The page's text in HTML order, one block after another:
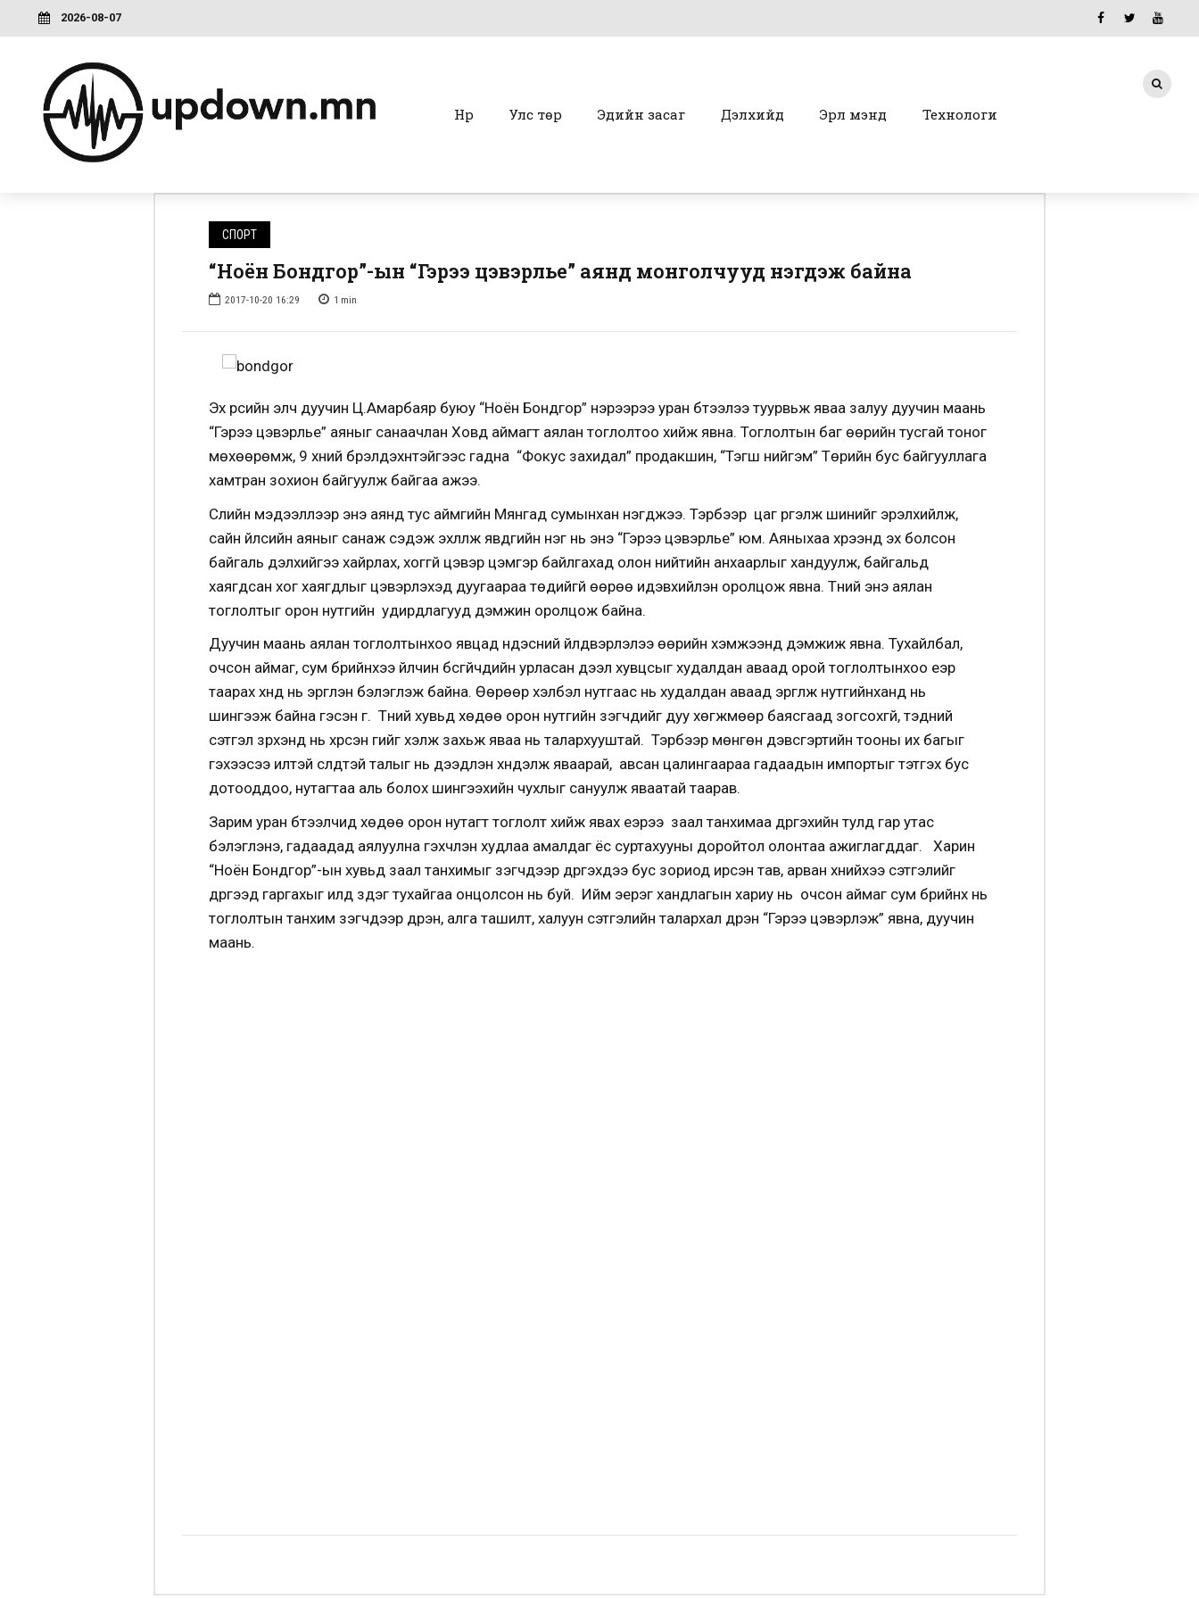
2026-08-07
Нүүр Улс төр Эдийн засаг Дэлхийд Эрүүл мэнд Технологи
СПОРТ
“Ноён Бондгор”-ын “Гэрээ цэвэрлье” аянд монголчууд нэгдэж байна
2017-10-20 16:29 1 min
Эх үрсийн элч дуучин Ц.Амарбаяр буюу “Ноён Бондгор” нэрээрээ уран бүтээлээ туурвьж яваа залуу дуучин маань
“Гэрээ цэвэрлье” аяныг санаачлан Ховд аймагт аялан тоглолтоо хийж явна. Тоглолтын баг өөрийн тусгай тоног
мөхөөрөмж, 9 хүний бүрэлдэхүүнтэйгээс гадна “Фокус захидал” продакшин, “Тэгш нийгэм” Төрийн бус байгууллага
хамтран зохион байгуулж байгаа ажээ.
Сүүлийн мэдээллээр энэ аянд тус аймгийн Мянгад сумынхан нэгджээ. Тэрбээр цаг үргэлж шинийг эрэлхийлж,
сайн үйлсийн аяныг санаж сэдэж эхлүүлж явдгийн нэг нь энэ “Гэрээ цэвэрлье” юм. Аяныхаа хүрээнд эх болсон
байгаль дэлхийгээ хайрлах, хоггүй цэвэр цэмгэр байлгахад олон нийтийн анхаарлыг хандуулж, байгальд
хаягдсан хог хаягдлыг цэвэрлэхэд дуугаараа төдийгүй өөрөө идэвхийлэн оролцож явна. Түүний энэ аялан
тоглолтыг орон нутгийн удирдлагууд дэмжин оролцож байна.
Дуучин маань аялан тоглолтынхоо явцад үндэсний үйлдвэрлэлээ өөрийн хэмжээнд дэмжиж явна. Тухайлбал,
очсон аймаг, сум бүрийнхээ үйлчин бүсгүйчүүдийн урласан дээл хувцсыг худалдан аваад орой тоглолтынхоо үеэр
таарах хүнд нь эргүүлэн бэлэглэж байна. Өөрөөр хэлбэл нутгаас нь худалдан аваад эргүүлж нутгийнханд нь
шингээж байна гэсэн үг. Түүний хувьд хөдөө орон нутгийн үзэгчдийг дуу хөгжмөөр баясгаад зогсохгүй, тэдний
сэтгэл зүрхэнд нь хүрсэн үгийг хэлж захьж яваа нь талархууштай. Тэрбээр мөнгөн дэвсгэртийн тооны их багыг
гэхээсээ илүүтэй сүлдтэй талыг нь дээдлэн хүндэлж яваарай, авсан цалингаараа гадаадын импортыг тэтгэх бус
дотооддоо, нутагтаа аль болох шингээхийн чухлыг сануулж яваатай таарав.
Зарим уран бүтээлчид хөдөө орон нутагт тоглолт хийж явах үеэрээ заал танхимаа дүүргэхийн тулд гар утас
бэлэглэнэ, гадаадад аялуулна гэхчлэн худлаа амалдаг ёс суртахууны доройтол олонтаа ажиглагддаг. Харин
“Ноён Бондгор”-ын хувьд заал танхимыг үзэгчдээр дүүргэхдээ бус зориод ирсэн тав, арван хүнийхээ сэтгэлийг
дүүргээд гаргахыг илүүд үздэг тухайгаа онцолсон нь буй. Ийм эерэг хандлагын хариу нь очсон аймаг сум бүрийнх нь
тоглолтын танхим үзэгчдээр дүүрэн, алга ташилт, халуун сэтгэлийн талархал дүүрэн “Гэрээ цэвэрлэж” явна, дуучин
маань.